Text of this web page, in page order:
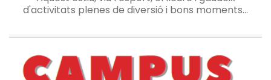
d'activitats plenes de diversió i bons moments...